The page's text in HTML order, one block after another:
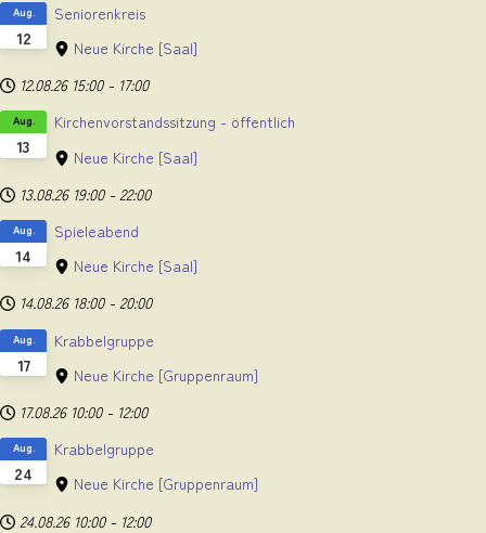
12
Aug.
Seniorenkreis
Neue Kirche [Saal]
12.08.26 15:00 - 17:00
13
Aug.
Kirchenvorstandssitzung - öffentlich
Neue Kirche [Saal]
13.08.26 19:00 - 22:00
14
Aug.
Spieleabend
Neue Kirche [Saal]
14.08.26 18:00 - 20:00
17
Aug.
Krabbelgruppe
Neue Kirche [Gruppenraum]
17.08.26 10:00 - 12:00
24
Aug.
Krabbelgruppe
Neue Kirche [Gruppenraum]
24.08.26 10:00 - 12:00